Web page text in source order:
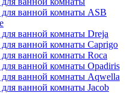
ванной комнаты ASB
ванной комнаты Dreja
ванной комнаты Caprigo
ванной комнаты Roca
ванной комнаты Opadiris
ванной комнаты Aqwella
ванной комнаты Jacob